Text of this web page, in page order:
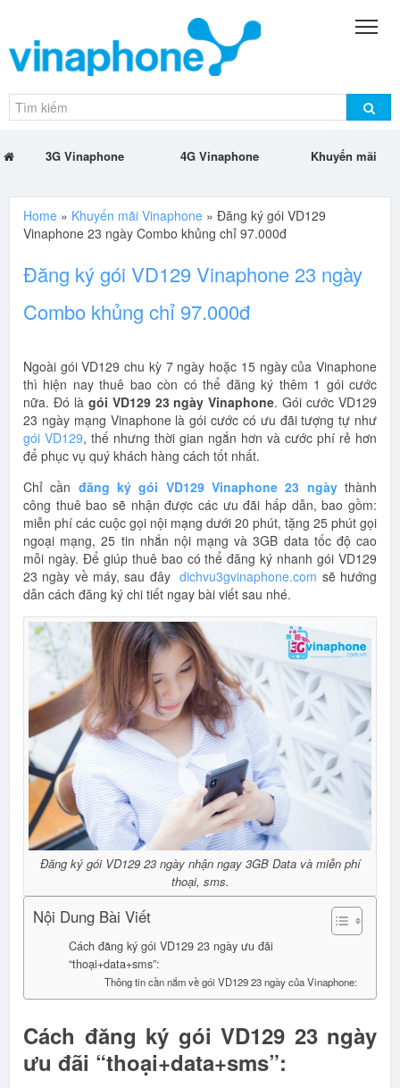
3G Vinaphone 4G Vinaphone Khuyến mãi
Home » Khuyến mãi Vinaphone » Đăng ký gói VD129
Vinaphone 23 ngày Combo khủng chỉ 97.000đ
Đăng ký gói VD129 Vinaphone 23 ngày
Combo khủng chỉ 97.000đ
Ngoài gói VD129 chu kỳ 7 ngày hoặc 15 ngày của Vinaphone
thì hiện nay thuê bao còn có thể đăng ký thêm 1 gói cước
nữa. Đó là gói VD129 23 ngày Vinaphone. Gói cước VD129
23 ngày mạng Vinaphone là gói cước có ưu đãi tượng tự như
gói VD129, thế nhưng thời gian ngắn hơn và cước phí rẻ hơn
để phục vụ quý khách hàng cách tốt nhất.
Chỉ cần đăng ký gói VD129 Vinaphone 23 ngàythành
công thuê bao sẽ nhận được các ưu đãi hấp dẫn, bao gồm:
miễn phí các cuộc gọi nội mạng dưới 20 phút, tặng 25 phút gọi
ngoại mạng, 25 tin nhắn nội mạng và 3GB data tốc độ cao
mỗi ngày. Để giúp thuê bao có thể đăng ký nhanh gói VD129
23 ngày về máy, sau đâydichvu3gvinaphone.com sẽ hướng
dẫn cách đăng ký chi tiết ngay bài viết sau nhé.
Đăng ký gói VD129 23 ngày nhận ngay 3GB Data và miễn phí
thoại, sms.
Nội Dung Bài Viết
Cách đăng ký gói VD129 23 ngày ưu đãi
“thoại+data+sms”:
Thông tin cần nắm về gói VD129 23 ngày của Vinaphone:
Cách đăng ký gói VD129 23 ngày
ưu đãi “thoại+data+sms”: